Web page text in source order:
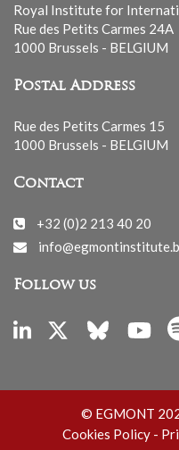
Royal Institute for
Rue des Petits Carmes 24A
1000 Brussels - BELGIUM
Postal Address
Rue des Petits Carmes 15
1000 Brussels - BELGIUM
Contact
+32 (0)2 213 40 20
Follow us
© EGMONT
Cookies Policy -